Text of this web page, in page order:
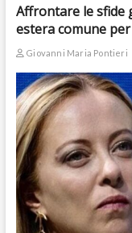
Affrontare le sfide
estera comune
Giovanni Maria Pontieri